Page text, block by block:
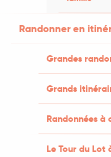
Randonner en
Grandes
Grands
Randonnées
Le Tour du Lot